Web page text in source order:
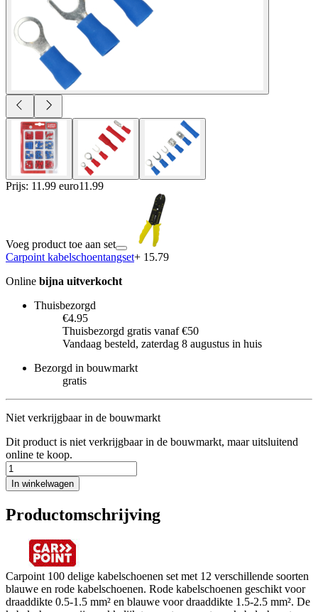
Prijs: 11.99 euro11 .99
Voeg product toe aan set
Carpoint kabelschoentangset+ 15.79
Online bijna uitverkocht
Thuisbezorgd
€4.95
Thuisbezorgd gratis vanaf €50
Vandaag besteld, zaterdag 8 augustus in huis
Bezorgd in bouwmarkt
gratis
Niet verkrijgbaar in de bouwmarkt
Dit product is niet verkrijgbaar in de bouwmarkt, maar uitsluitend
online te koop.
In winkelwagen
Productomschrijving
Carpoint 100 delige kabelschoenen set met 12 verschillende soorten
blauwe en rode kabelschoenen. Rode kabelschoenen geschikt voor
draaddikte 0.5-1.5 mm² en blauwe voor draaddikte 1.5-2.5 mm². De